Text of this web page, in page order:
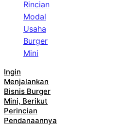
Ingin
Menjalankan
Bisnis Burger
Mini, Berikut
Perincian
Pendanaannya